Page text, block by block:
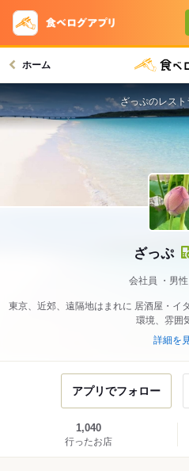
ホーム
ざっぷ
会社員 男
東京、近郊、遠隔地はまれに 居酒屋・イ
環境、雰囲
詳細を
ざっぷのレス
アプリでフォロー
1,040
行ったお店